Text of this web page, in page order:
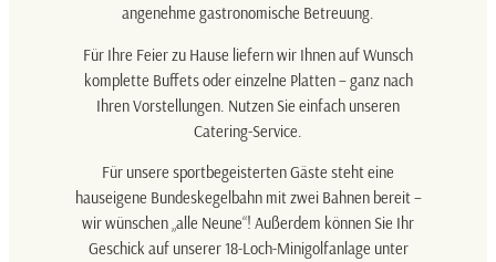
angenehme gastronomische Betreuung.
Für Ihre Feier zu Hause liefern wir Ihnen auf Wunsch
komplette Buffets oder einzelne Platten – ganz nach
Ihren Vorstellungen. Nutzen Sie einfach unseren
Catering-Service.
Für unsere sportbegeisterten Gäste steht eine
hauseigene Bundeskegelbahn mit zwei Bahnen bereit –
wir wünschen „alle Neune“! Außerdem können Sie Ihr
Geschick auf unserer 18-Loch-Minigolfanlage unter